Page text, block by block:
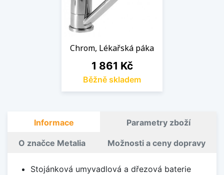
Chrom, Lékařská páka
Cena
1 861 Kč
Běžně skladem
Informace Parametry zboží
O značce Metalia Možnosti a ceny dopravy
Stojánková umyvadlová a dřezová baterie